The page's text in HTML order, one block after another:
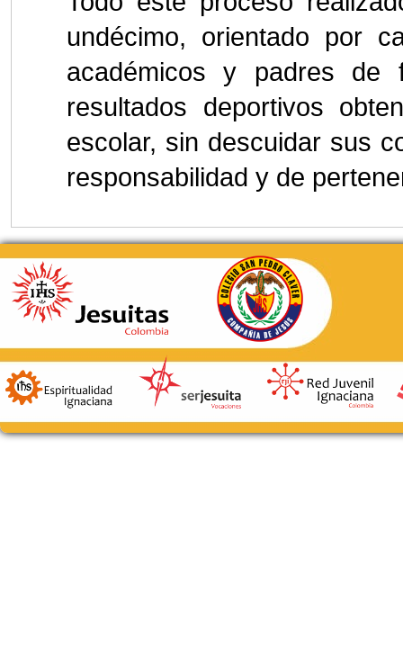
undécimo, orientado por
académicos y padres de
resultados deportivos
escolar, sin descuidar sus
responsabilidad y de